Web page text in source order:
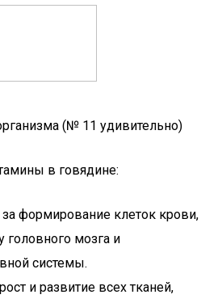
(№ 11 удивительно)
в говядине:
за формирование клеток крови,
головного мозга и
системы.
и развитие всех тканей,